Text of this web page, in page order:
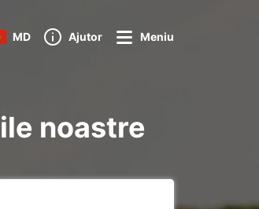
MD Ajutor Meniu
noastre